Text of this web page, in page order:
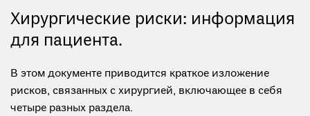
Хирургические риски: информация
для пациента.
В этом документе приводится краткое изложение
рисков, связанных с хирургией, включающее в себя
четыре разных раздела.